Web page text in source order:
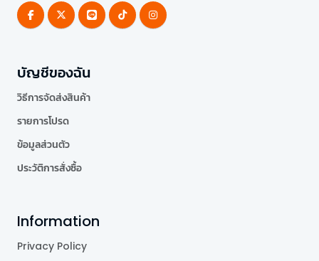
บัญชีของฉัน
วิธีการจัดส่งสินค้า
รายการโปรด
ข้อมูลส่วนตัว
ประวัติการสั่งซื้อ
Information
Privacy Policy